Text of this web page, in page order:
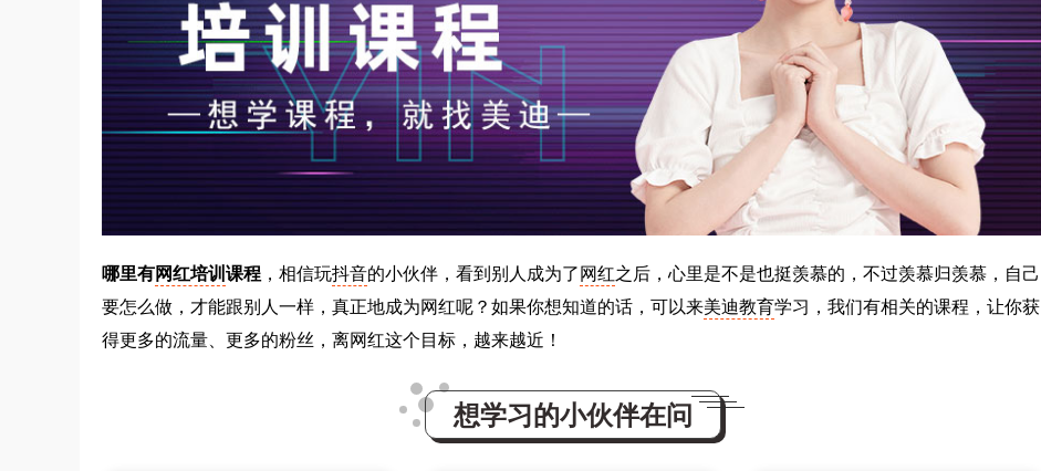
哪里有网红培训 课程 ，相信玩抖音的小伙伴，看到别人成为了 网红之后，心里是不是也挺羡慕的，不过羡慕归羡慕，自己
要怎么做，才能跟别人一样，真正地成为网红呢？如果你想知道的话，可以来美迪教育学习，我们有相关的课程，让你获
得更多的流量、更多的粉丝，离网红这个目标，越来越近！
想学习的小伙伴在问